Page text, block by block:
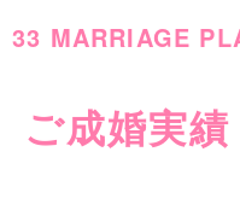
33 MARRIAGE
ご成婚実